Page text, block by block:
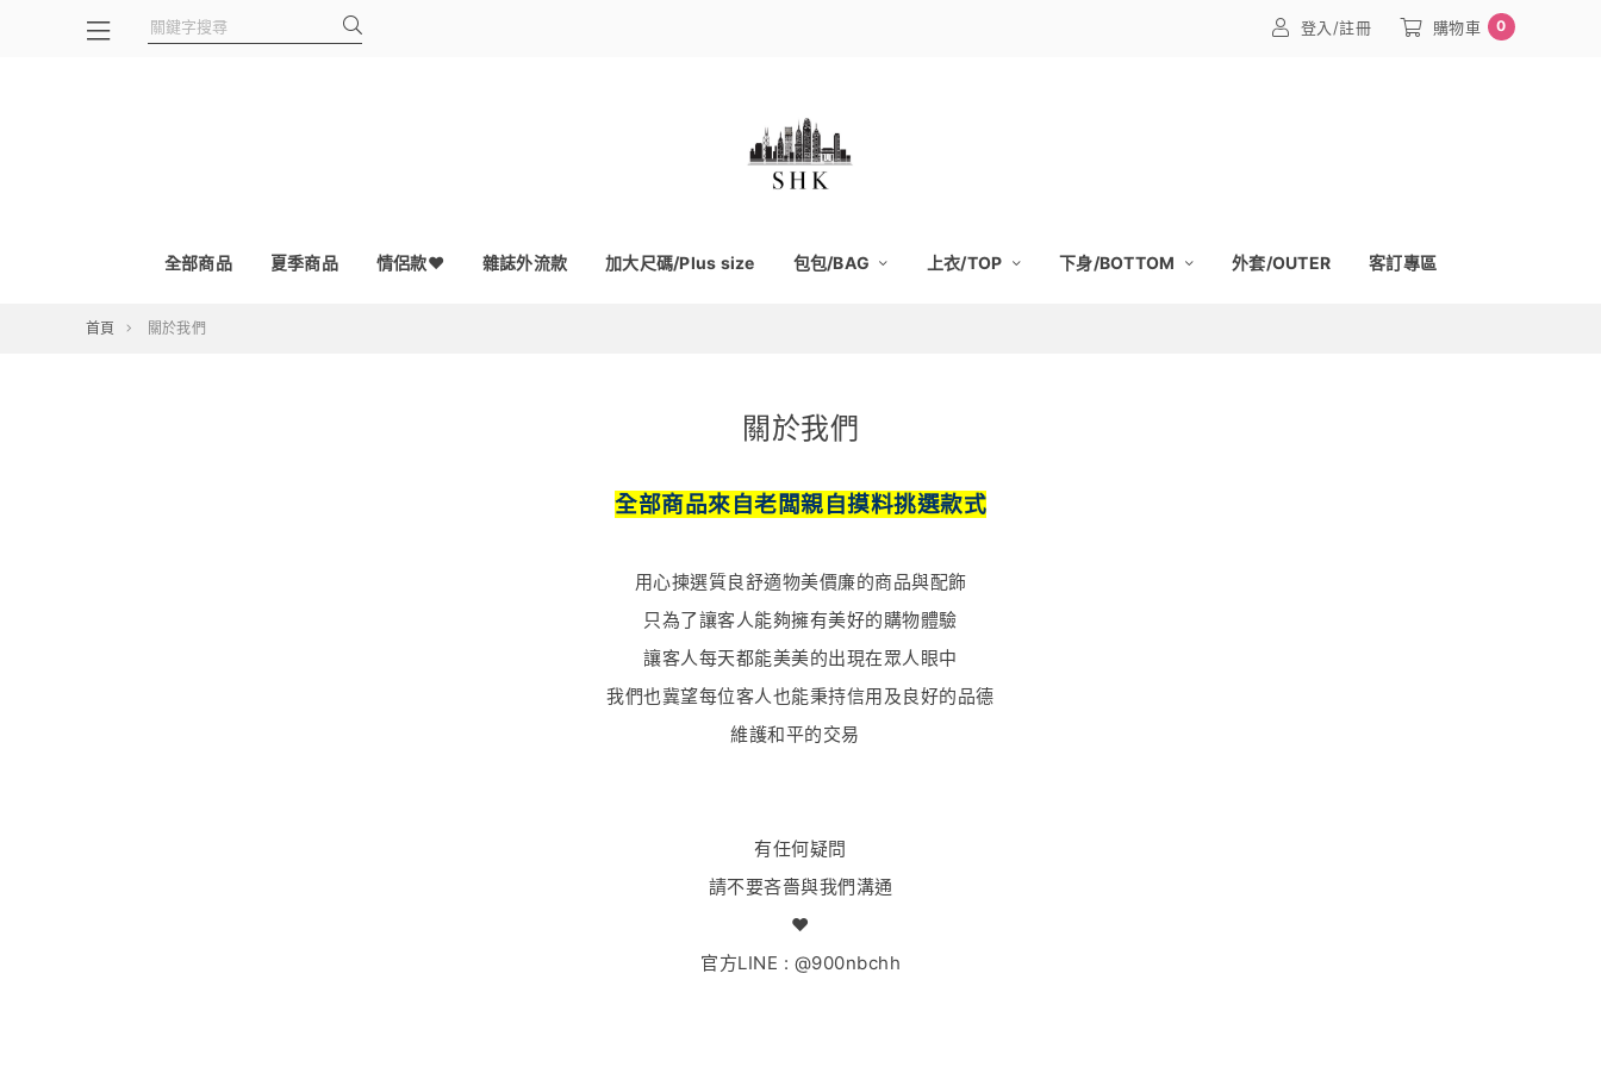
登入/註冊 購物車 0
全部商品 夏季商品 情侶款❤ 雜誌外流款 加大尺碼/Plus size 包包/BAG 上衣/TOP 下身/BOTTOM 外套/OUTER 客訂專區
首頁 關於我們
關於我們
全部商品來自老闆親自摸料挑選款式
用心揀選質良舒適物美價廉的商品與配飾
只為了讓客人能夠擁有美好的購物體驗
讓客人每天都能美美的出現在眾人眼中
我們也冀望每位客人也能秉持信用及良好的品德
維護和平的交易
有任何疑問
請不要吝嗇與我們溝通
♥
官方LINE : @900nbchh